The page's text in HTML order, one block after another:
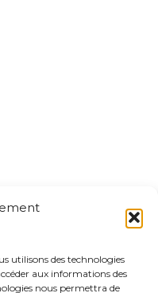
utilisons des technologies
aux informations des
nous permettra de